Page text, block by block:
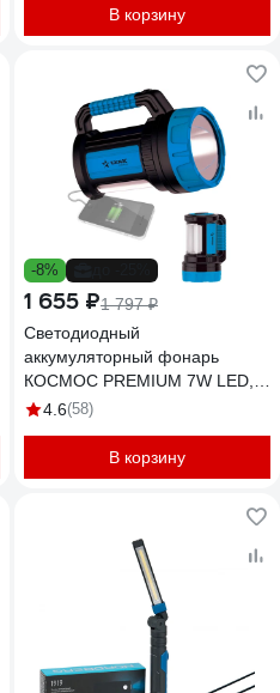
В корзину
-8%
1 655 ₽1 797 ₽
Светодиодный
аккумуляторный фонарь
КОСМОС PREMIUM 7W LED,
зарядка 220V/12V,
4.6(58)
В корзину